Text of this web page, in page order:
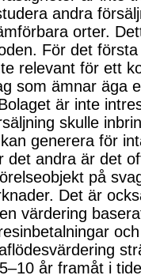
andra försälj
orter.
För det
relevant för ett
som ämnar äga
är inte
ning skulle
generera för
det andra är det
på
nader. Det är
värdering
värdering
år framåt i